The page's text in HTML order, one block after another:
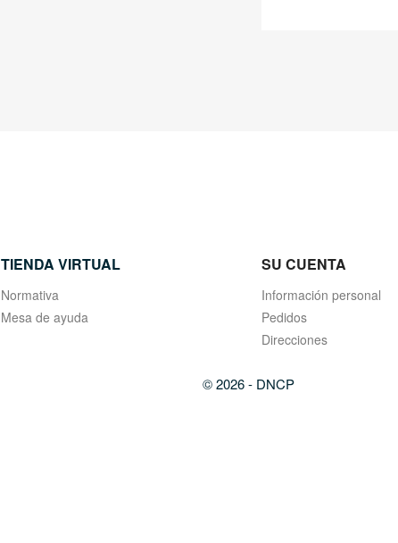
TIENDA VIRTUAL
Normativa
Mesa de ayuda
SU CUENTA
Información personal
Pedidos
Direcciones
© 2026 - DNCP